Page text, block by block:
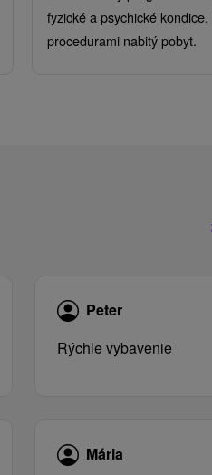
fyzické a psychické
procedurami nabitý pobyt.
Peter
Rýchle vybavenie
Mária